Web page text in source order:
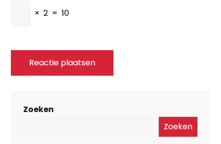
× 2 = 10
Zoeken
Zoeken